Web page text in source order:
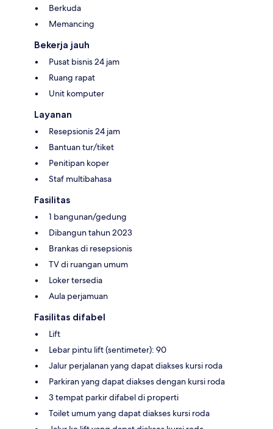
Berkuda
Memancing
Bekerja jauh
Pusat bisnis 24 jam
Ruang rapat
Unit komputer
Layanan
Resepsionis 24 jam
Bantuan tur/tiket
Penitipan koper
Staf multibahasa
Fasilitas
1 bangunan/gedung
Dibangun tahun 2023
Brankas di resepsionis
TV di ruangan umum
Loker tersedia
Aula perjamuan
Fasilitas difabel
Lift
Lebar pintu lift (sentimeter): 90
Jalur perjalanan yang dapat diakses kursi roda
Parkiran yang dapat diakses dengan kursi roda
3 tempat parkir difabel di properti
Toilet umum yang dapat diakses kursi roda